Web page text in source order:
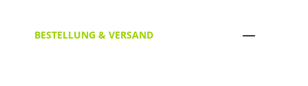
BESTELLUNG & VERSAND